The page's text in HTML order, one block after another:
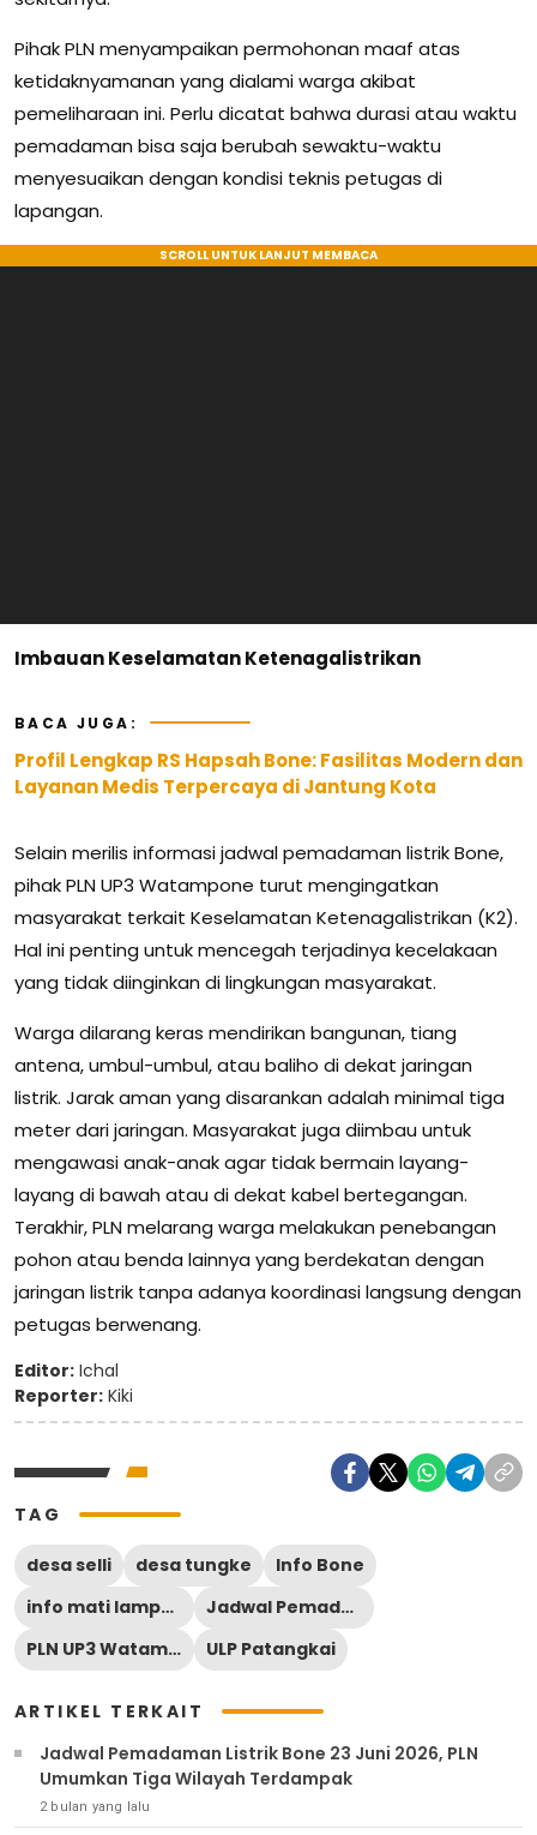
Pihak PLN menyampaikan permohonan maaf atas
ketidaknyamanan yang dialami warga akibat
pemeliharaan ini. Perlu dicatat bahwa durasi atau waktu
pemadaman bisa saja berubah sewaktu-waktu
menyesuaikan dengan kondisi teknis petugas di
lapangan.
Imbauan Keselamatan Ketenagalistrikan
BACA JUGA:
Profil Lengkap RS Hapsah Bone: Fasilitas Modern dan
Layanan Medis Terpercaya di Jantung Kota
Selain merilis informasi jadwal pemadaman listrik Bone,
pihak PLN UP3 Watampone turut mengingatkan
masyarakat terkait Keselamatan Ketenagalistrikan (K2).
Hal ini penting untuk mencegah terjadinya kecelakaan
yang tidak diinginkan di lingkungan masyarakat.
Warga dilarang keras mendirikan bangunan, tiang
antena, umbul-umbul, atau baliho di dekat jaringan
listrik. Jarak aman yang disarankan adalah minimal tiga
meter dari jaringan. Masyarakat juga diimbau untuk
mengawasi anak-anak agar tidak bermain layang-
layang di bawah atau di dekat kabel bertegangan.
Terakhir, PLN melarang warga melakukan penebangan
pohon atau benda lainnya yang berdekatan dengan
jaringan listrik tanpa adanya koordinasi langsung dengan
petugas berwenang.
Editor: Ichal
Reporter: Kiki
TAG
desa selli desa tungke
Info Bone
info mati lampu bone
Jadwal Pemadaman Listrik Bone
PLN UP3 Watampone
ULP Patangkai
ARTIKEL TERKAIT
Jadwal Pemadaman Listrik Bone 23 Juni 2026, PLN
Umumkan Tiga Wilayah Terdampak
2 bulan yang lalu